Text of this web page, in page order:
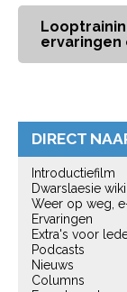
DIRECT
Introductiefilm
Dwarslaesie wiki
Weer op weg,
Ervaringen
Extra's voor
Podcasts
Nieuws
Columns